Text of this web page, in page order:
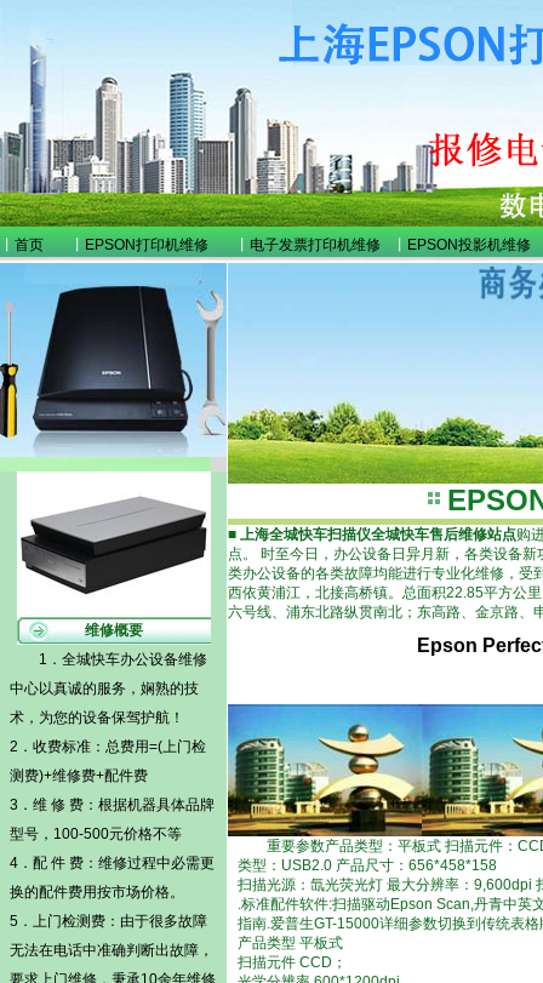
首页 EPSON打印机维修 电子发票打印机维修 EPSON投影机维修
维修概要
1．全城快车办公设备维修
中心以真诚的服务，娴熟的技
术，为您的设备保驾护航！
2．收费标准：总费用=(上门检
测费)+维修费+配件费
3．维 修 费：根据机器具体品牌
型号，100-500元价格不等
4．配 件 费：维修过程中必需更
换的配件费用按市场价格。
5． 上门检测费 ：由于很多故障
无法在电话中准确判断出故障，
要求上门维修，秉承10余年维修
■ 上海全城快车扫描仪全城快车售后维修站点购
点。 时至今日，办公设备日异月新，各类设备
类办公设备的各类故障均能进行专业化维修，受
西依黄浦江，北接高桥镇。总面积22.85平方公
六号线、浦东北路纵贯南北；东高路、金京路、
Epson
重要参数产品类型：平板式 扫描元件：
类型：USB2.0 产品尺寸：656*458*158
扫描光源：氙光荧光灯 最大分辨率：9,600dpi
.标准配件软件:扫描驱动Epson Scan,丹青中
指南.爱普生GT-15000详细参数切换到传统表格
产品类型 平板式
扫描元件 CCD；